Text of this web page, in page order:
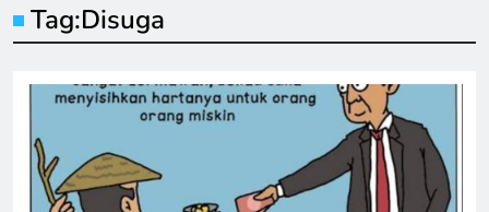
Tag:Disuga